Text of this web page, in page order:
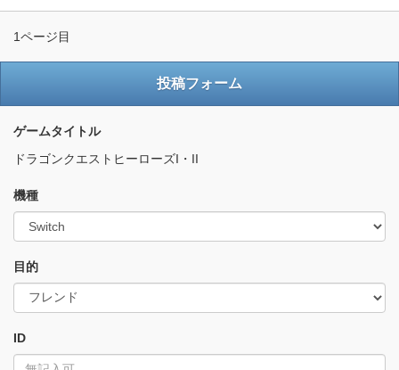
1ページ目
投稿フォーム
ゲームタイトル
ドラゴンクエストヒーローズI・II
機種
目的
ID